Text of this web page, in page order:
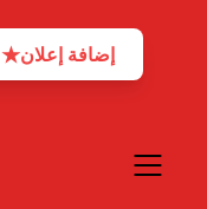
إضافة إعلان★